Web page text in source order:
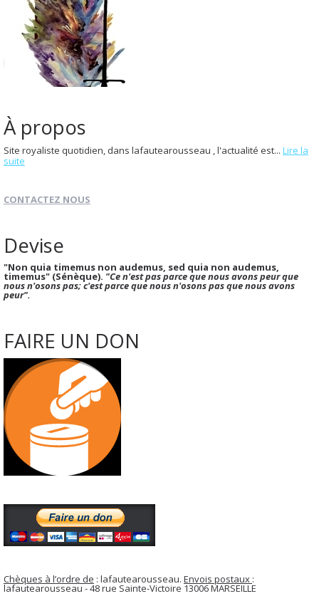
À propos
Site royaliste quotidien, dans lafautearousseau , l'actualité est... Lire la
suite
CONTACTEZ NOUS
Devise
"Non quia timemus non audemus, sed quia non audemus,
timemus" (Sénèque). "Ce n'est pas parce que nous avons peur que
nous n'osons pas; c'est parce que nous n'osons pas que nous avons
peur".
FAIRE UN DON
Chèques à l’ordre de : lafautearousseau. Envois postaux :
lafautearousseau - 48 rue Sainte-Victoire 13006 MARSEILLE